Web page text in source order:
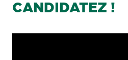
CANDIDATEZ !